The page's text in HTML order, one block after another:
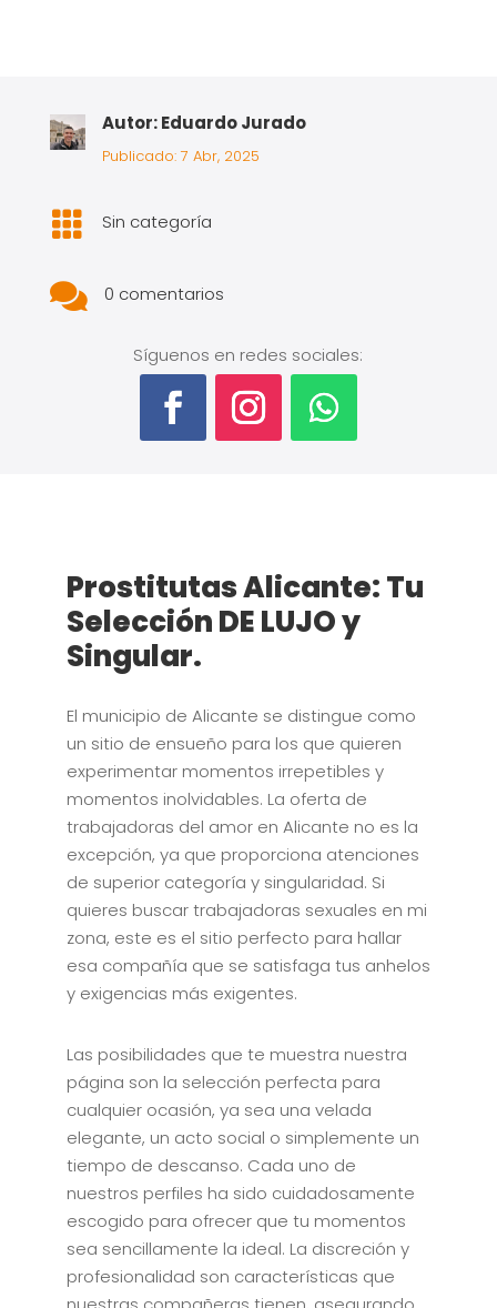
Autor: Eduardo Jurado
Publicado: 7 Abr, 2025
 Sin categoría
 0 comentarios
Síguenos en redes sociales:
Prostitutas Alicante: Tu
Selección DE LUJO y
Singular.
El municipio de Alicante se distingue como
un sitio de ensueño para los que quieren
experimentar momentos irrepetibles y
momentos inolvidables. La oferta de
trabajadoras del amor en Alicante no es la
excepción, ya que proporciona atenciones
de superior categoría y singularidad. Si
quieres buscar trabajadoras sexuales en mi
zona, este es el sitio perfecto para hallar
esa compañía que se satisfaga tus anhelos
y exigencias más exigentes.
Las posibilidades que te muestra nuestra
página son la selección perfecta para
cualquier ocasión, ya sea una velada
elegante, un acto social o simplemente un
tiempo de descanso. Cada uno de
nuestros perfiles ha sido cuidadosamente
escogido para ofrecer que tu momentos
sea sencillamente la ideal. La discreción y
profesionalidad son características que